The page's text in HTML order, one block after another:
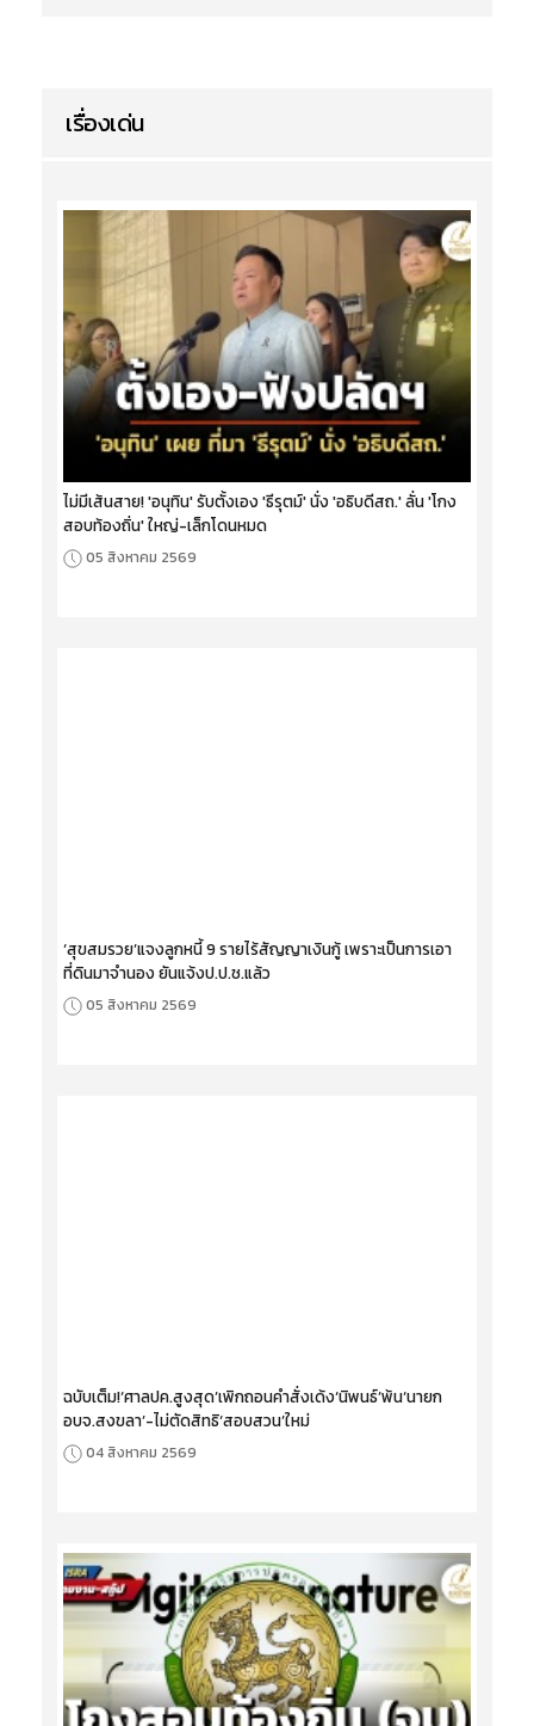
เรื่องเด่น
ไม่มีเส้นสาย! 'อนุทิน' รับตั้งเอง 'ธีรุตม์' นั่ง 'อธิบดีสถ.' ลั่น 'โกง
สอบท้องถิ่น' ใหญ่-เล็กโดนหมด
05 สิงหาคม 2569
‘สุขสมรวย’แจงลูกหนี้ 9 รายไร้สัญญาเงินกู้ เพราะเป็นการเอา
ที่ดินมาจำนอง ยันแจ้งป.ป.ช.แล้ว
05 สิงหาคม 2569
ฉบับเต็ม!‘ศาลปค.สูงสุด’เพิกถอนคำสั่งเด้ง‘นิพนธ์’พ้น‘นายก
อบจ.สงขลา’-ไม่ตัดสิทธิ‘สอบสวน’ใหม่
04 สิงหาคม 2569